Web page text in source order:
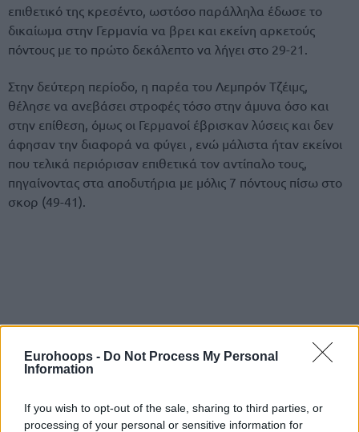
Eurohoops - Do Not Process My Personal
Information
If you wish to opt-out of the sale, sharing to third parties, or
processing of your personal or sensitive information for
επιθετικό της κρεσέντο, ωστόσο παράλληλα έδωσε το
δικαίωμα στην Γερμανία να βρει και εκείνη αρκετούς
πόντους με το πρώτο δεκάλεπτο να λήγει στο 29-21.
Στην δεύτερη περίοδο, η παρέα του Λεμπρόν Τζέιμς,
θέλησε να ανεβάσει στροφές τόσο στην άμυνα όσο και
στην επίθεση, όμως οι Γερμανοί έβρισκαν λύσεις και δεν
άφησαν την διαφορά να φύγει , ενώ μάλιστα ήταν εκείνοι
που τελικά περιόρισαν επιθετικά τον αντίπαλο τους,
πηγαίνοντας στα αποδυτήρια με μόλις 7 πόντους πίσω στο
σκορ (49-41).